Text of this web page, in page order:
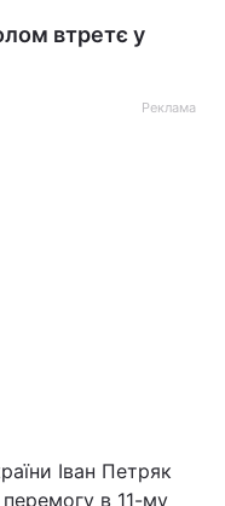
втретє у
Реклама
Іван Петряк
в 11-му